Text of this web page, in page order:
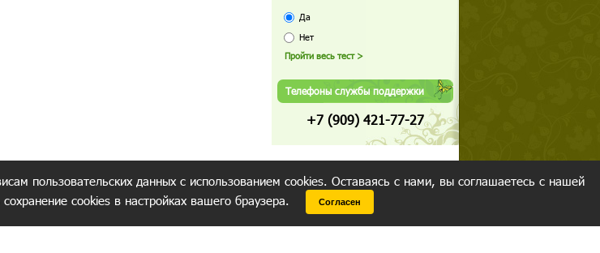
Да
Нет
Телефоны службы поддержки
+7 (909) 421-77-27
пользовательских данных с использованием cookies. Оставаясь с нами, вы соглашаетесь с нашей
cookies в настройках вашего браузера. Согласен